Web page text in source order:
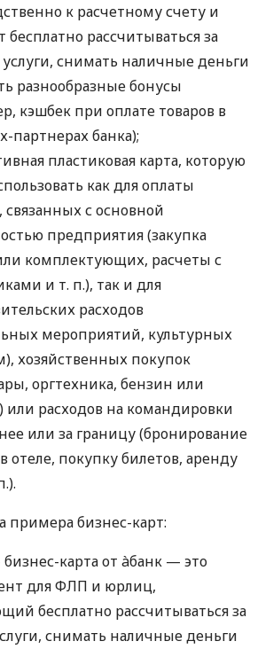
к расчетному счету и
бесплатно рассчитываться за
снимать наличные деньги
разнообразные бонусы
кэшбек при оплате товаров в
партнерах банка);
пластиковая карта, которую
как для оплаты
связанных с основной
предприятия (закупка
комплектующих, расчеты с
и т. п.), так и для
расходов
мероприятий, культурных
хозяйственных покупок
оргтехника, бензин или
или расходов на командировки
или за границу (бронирование
отеле, покупку билетов, аренду
).
примера бизнес-карт:
бизнес-карта от àбанк — это
для ФЛП и юрлиц,
бесплатно рассчитываться за
снимать наличные деньги